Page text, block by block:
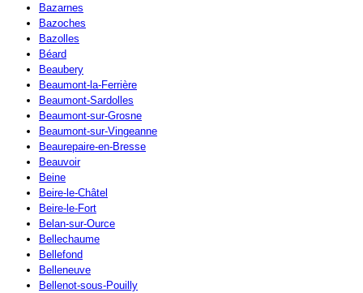
Bazarnes
Bazoches
Bazolles
Béard
Beaubery
Beaumont-la-Ferrière
Beaumont-Sardolles
Beaumont-sur-Grosne
Beaumont-sur-Vingeanne
Beaurepaire-en-Bresse
Beauvoir
Beine
Beire-le-Châtel
Beire-le-Fort
Belan-sur-Ource
Bellechaume
Bellefond
Belleneuve
Bellenot-sous-Pouilly